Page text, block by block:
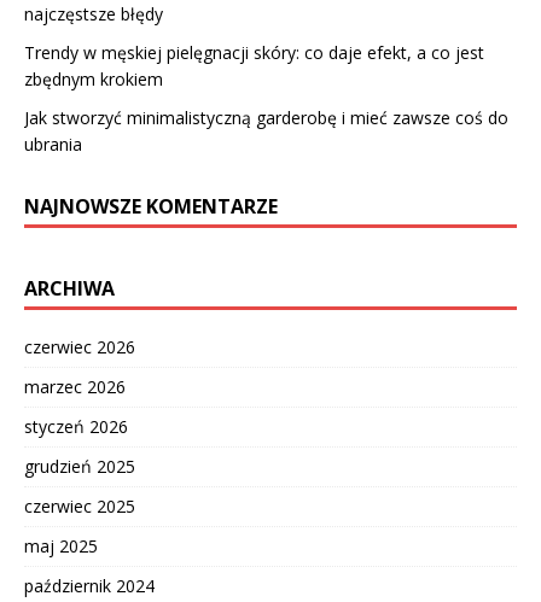
najczęstsze błędy
Trendy w męskiej pielęgnacji skóry: co daje efekt, a co jest
zbędnym krokiem
Jak stworzyć minimalistyczną garderobę i mieć zawsze coś do
ubrania
NAJNOWSZE KOMENTARZE
ARCHIWA
czerwiec 2026
marzec 2026
styczeń 2026
grudzień 2025
czerwiec 2025
maj 2025
październik 2024